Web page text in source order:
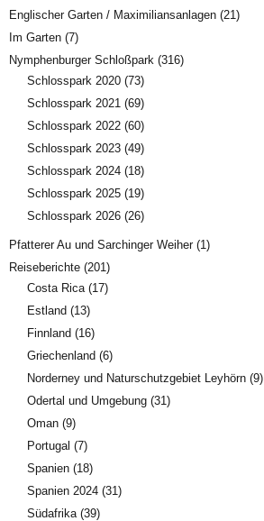
Englischer Garten / Maximiliansanlagen (21)
Im Garten (7)
Nymphenburger Schloßpark (316)
Schlosspark 2020 (73)
Schlosspark 2021 (69)
Schlosspark 2022 (60)
Schlosspark 2023 (49)
Schlosspark 2024 (18)
Schlosspark 2025 (19)
Schlosspark 2026 (26)
Pfatterer Au und Sarchinger Weiher(1)
Reiseberichte (201)
Costa Rica (17)
Estland (13)
Finnland (16)
Griechenland (6)
Norderney und Naturschutzgebiet Leyhörn (9)
Odertal und Umgebung (31)
Oman (9)
Portugal (7)
Spanien (18)
Spanien 2024 (31)
Südafrika (39)